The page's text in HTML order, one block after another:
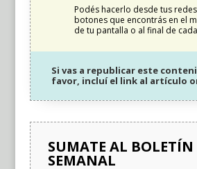
Podés hacerlo desde tus
botones que encontrás en el
de tu pantalla o al final de
Si vas a republicar este
favor, incluí el link al artículo
SUMATE AL BOLETÍN
SEMANAL